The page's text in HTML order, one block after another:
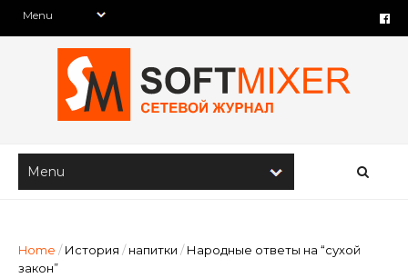
Home / История / напитки / Народные ответы на “сухой
закон”